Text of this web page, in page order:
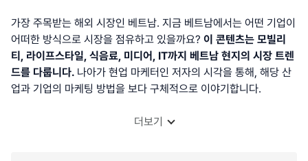
가장 주목받는 해외 시장인 베트남. 지금 베트남에서는 어떤 기업이
어떠한 방식으로 시장을 점유하고 있을까요? 이 콘텐츠는 모빌리
티, 라이프스타일, 식음료, 미디어, IT까지 베트남 현지의 시장 트렌
드를 다룹니다. 나아가 현업 마케터인 저자의 시각을 통해, 해당 산
업과 기업의 마케팅 방법을 보다 구체적으로 이야기합니다.
더보기